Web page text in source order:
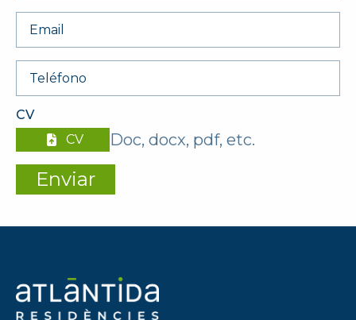
Email
Nº
Teléfono
CV
CV
Doc, docx, pdf, etc.
Enviar